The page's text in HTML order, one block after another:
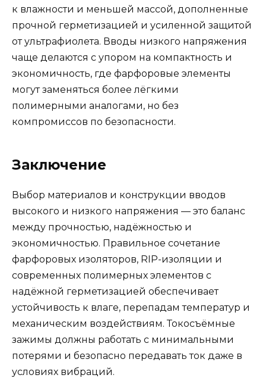
к влажности и меньшей массой, дополненные
прочной герметизацией и усиленной защитой
от ультрафиолета. Вводы низкого напряжения
чаще делаются с упором на компактность и
экономичность, где фарфоровые элементы
могут заменяться более лёгкими
полимерными аналогами, но без
компромиссов по безопасности.
Заключение
Выбор материалов и конструкции вводов
высокого и низкого напряжения — это баланс
между прочностью, надёжностью и
экономичностью. Правильное сочетание
фарфоровых изоляторов, RIP-изоляции и
современных полимерных элементов с
надёжной герметизацией обеспечивает
устойчивость к влаге, перепадам температур и
механическим воздействиям. Токосъёмные
зажимы должны работать с минимальными
потерями и безопасно передавать ток даже в
условиях вибраций.